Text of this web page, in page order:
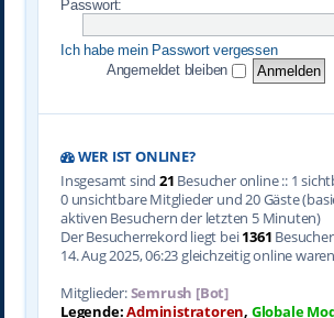
Passwort:
Ich habe mein Passwort vergessen
Angemeldet bleiben
WER IST ONLINE?
Insgesamt sind 21 Besucher online :: 1
0 unsichtbare Mitglieder und 20 Gäste
aktiven Besuchern der letzten 5 Minuten)
Der Besucherrekord liegt bei1361
14. Aug 2025, 06:23 gleichzeitig online
Mitglieder:Semrush [Bot]
Legende:Administratoren, Globale